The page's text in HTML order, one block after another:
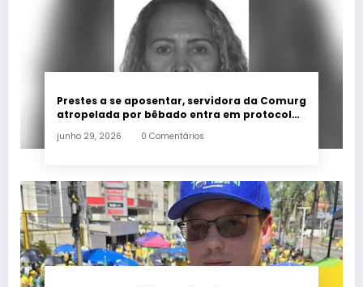
Prestes a se aposentar, servidora da Comurg
atropelada por bêbado entra em protocolo
junho 29, 2026 0 Comentários